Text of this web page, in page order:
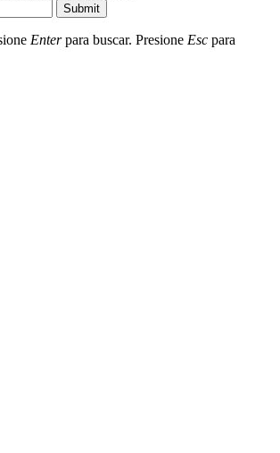
Submit
Enterpara buscar. Presione Esc para